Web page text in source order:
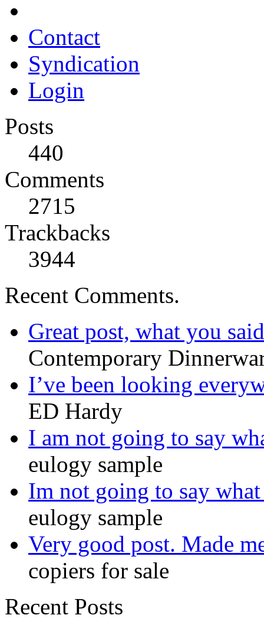
Contact
Syndication
Login
Posts
440
Comments
2715
Trackbacks
3944
Recent Comments.
Great post, what you
Contemporary
I’ve been looking
ED Hardy
I am not going to say
eulogy sample
Im not going to say what
eulogy sample
Very good post. Made
copiers for sale
Recent Posts